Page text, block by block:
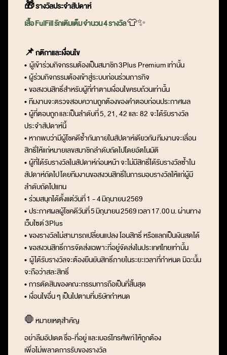
🎁รางวัลประจำสัปดาห์
เสื้อFulFillรักเติมเต็มจำนวน4รางวัล👕✨
📌กติกาและเงื่อนไข
• ผู้เข้าร่วมกิจกรรมต้องเป็นสมาชิก3Plus Premiumเท่านั้น
• ผู้ร่วมกิจกรรมต้องเข้าสู่ระบบก่อนร่วมภารกิจ
• ขอสงวนสิทธิ์สำหรับผู้ที่ทำตามเงื่อนไขครบถ้วนเท่านั้น
• ทีมงานจะตรวจสอบความถูกต้องของคำตอบก่อนประกาศผล
• ผู้ที่ตอบถูกและเป็นลำดับที่5, 21, 42 และ 82 จะได้รับรางวัล
ประจำสัปดาห์นี้
• หากพบว่ามีผู้โชคดีซ้ำกันภายในสัปดาห์เดียวกันทีมงานจะเลื่อน
สิทธิ์ให้แก่หมายเลขสมาชิกลำดับถัดไปโดยอัตโนมัติ
• ผู้ที่ได้รับรางวัลในสัปดาห์ก่อนหน้าจะไม่มีสิทธิ์ได้รับรางวัลซ้ำใน
สัปดาห์ถัดไปโดยทีมงานขอสงวนสิทธิ์ในการมอบรางวัลให้แก่ผู้มี
ลำดับถัดไปแทน
• ร่วมสนุกได้ตั้งแต่วันที่1 - 4มิถุนายน 2569
• ประกาศผลผู้โชคดีวันที่5มิถุนายน 2569เวลา17.00น.ผ่านทาง
เว็บไซต์3Plus
•ของรางวัลไม่สามารถเปลี่ยนแปลง โอนสิทธิ์ หรือแลกเป็นเงินสดได้
•ขอสงวนสิทธิ์การจัดส่งเฉพาะที่อยู่จัดส่งในประเทศไทยเท่านั้น
• ผู้ได้รับรางวัลจะต้องยืนยันสิทธิ์ภายในระยะเวลาที่กำหนด มิฉะนั้น
จะถือว่าสละสิทธิ์
•การตัดสินของคณะกรรมการถือเป็นที่สิ้นสุด
• เงื่อนไขอื่น ๆ เป็นไปตามที่บริษัทกำหนด
🛑หมายเหตุสำคัญ
อย่าลืมอัปเดตชื่อ-ที่อยู่ และเบอร์โทรศัพท์ให้ถูกต้อง
เพื่อไม่พลาดการรับของรางวัล